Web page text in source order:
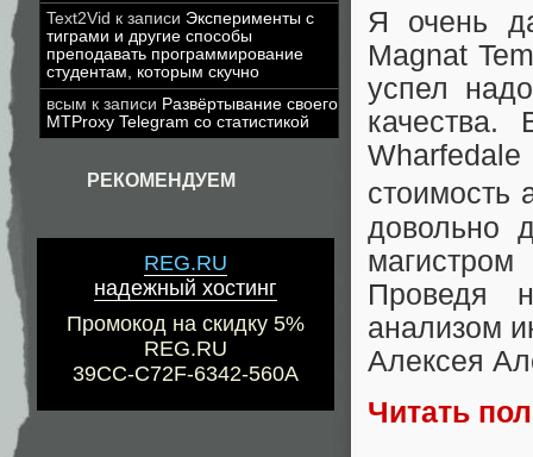
Text2Vid к записи Эксперименты с
тиграми и другие способы
преподавать программирование
студентам, которым скучно
всым к записи Развёртывание своего
MTProxy Telegram со статистикой
РЕКОМЕНДУЕМ
REG.RU
надежный хостинг
Промокод на скидку 5%
REG.RU
39CC-C72F-6342-560A
Я очень
Magnat
успел
качества.
стоимость
довольно
Проведя
анализом
Алексея
Читать